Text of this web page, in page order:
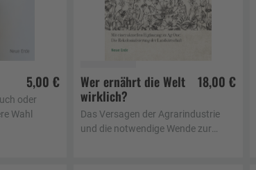
5,00 €
oder
Wahl
In den Warenkorb
Wer ernährt die Welt
wirklich?
18,00 €
Das Versagen der Agrarindustrie
und die notwendige Wende zur